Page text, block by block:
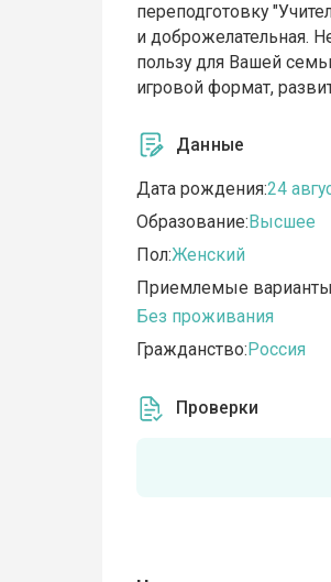
переподготовку
и доброжелательная.
пользу для Вашей
игровой формат,
Данные
Дата рождения:24
Образование:Высшее
Пол:Женский
Приемлемые
Без проживания
Гражданство:Россия
Проверки